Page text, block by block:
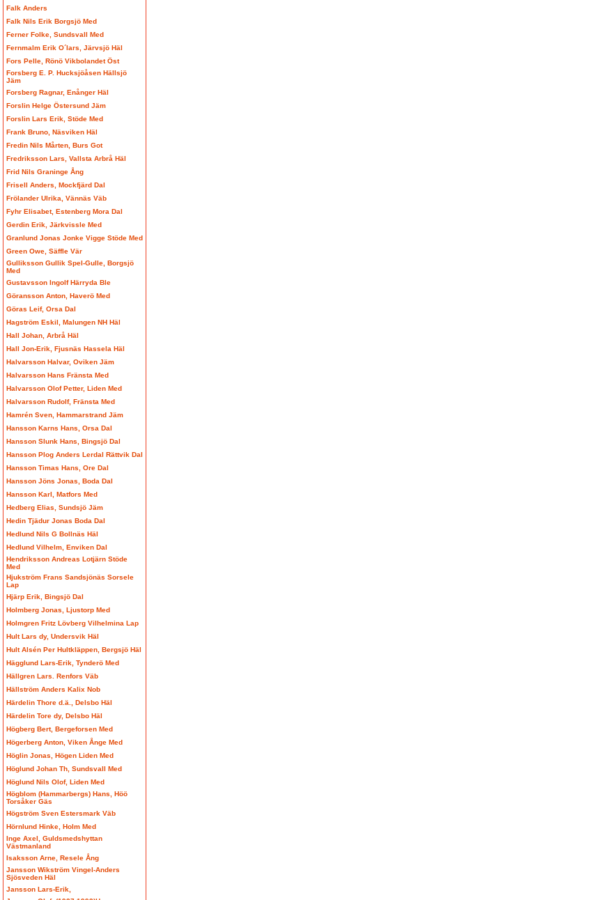
Falk Anders
Falk Nils Erik Borgsjö Med
Ferner Folke, Sundsvall Med
Fernmalm Erik O´lars, Järvsjö Häl
Fors Pelle, Rönö Vikbolandet Öst
Forsberg E. P. Hucksjöåsen Hällsjö
Jäm
Forsberg Ragnar, Enånger Häl
Forslin Helge Östersund Jäm
Forslin Lars Erik, Stöde Med
Frank Bruno, Näsviken Häl
Fredin Nils Mårten, Burs Got
Fredriksson Lars, Vallsta Arbrå Häl
Frid Nils Graninge Ång
Frisell Anders, Mockfjärd Dal
Frölander Ulrika, Vännäs Väb
Fyhr Elisabet, Estenberg Mora Dal
Gerdin Erik, Järkvissle Med
Granlund Jonas Jonke Vigge Stöde Med
Green Owe, Säffle Vär
Gulliksson Gullik Spel-Gulle, Borgsjö
Med
Gustavsson Ingolf Härryda Ble
Göransson Anton, Haverö Med
Göras Leif, Orsa Dal
Hagström Eskil, Malungen NH Häl
Hall Johan, Arbrå Häl
Hall Jon-Erik, Fjusnäs Hassela Häl
Halvarsson Halvar, Oviken Jäm
Halvarsson Hans Fränsta Med
Halvarsson Olof Petter, Liden Med
Halvarsson Rudolf, Fränsta Med
Hamrén Sven, Hammarstrand Jäm
Hansson Karns Hans, Orsa Dal
Hansson Slunk Hans, Bingsjö Dal
Hansson Plog Anders Lerdal Rättvik Dal
Hansson Timas Hans, Ore Dal
Hansson Jöns Jonas, Boda Dal
Hansson Karl, Matfors Med
Hedberg Elias, Sundsjö Jäm
Hedin Tjädur Jonas Boda Dal
Hedlund Nils G Bollnäs Häl
Hedlund Vilhelm, Enviken Dal
Hendriksson Andreas Lotjärn Stöde
Med
Hjukström Frans Sandsjönäs Sorsele
Lap
Hjärp Erik, Bingsjö Dal
Holmberg Jonas, Ljustorp Med
Holmgren Fritz Lövberg Vilhelmina Lap
Hult Lars dy, Undersvik Häl
Hult Alsén Per Hultkläppen, Bergsjö Häl
Hägglund Lars-Erik, Tynderö Med
Hällgren Lars. Renfors Väb
Hällström Anders Kalix Nob
Härdelin Thore d.ä., Delsbo Häl
Härdelin Tore dy, Delsbo Häl
Högberg Bert, Bergeforsen Med
Högerberg Anton, Viken Ånge Med
Höglin Jonas, Högen Liden Med
Höglund Johan Th, Sundsvall Med
Höglund Nils Olof, Liden Med
Högblom (Hammarbergs) Hans, Höö
Torsåker Gäs
Högström Sven Estersmark Väb
Hörnlund Hinke, Holm Med
Inge Axel, Guldsmedshyttan
Västmanland
Isaksson Arne, Resele Ång
Jansson Wikström Vingel-Anders
Sjösveden Häl
Jansson Lars-Erik,